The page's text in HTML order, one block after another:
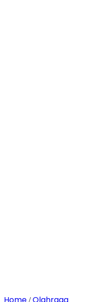
Home /Olahraga